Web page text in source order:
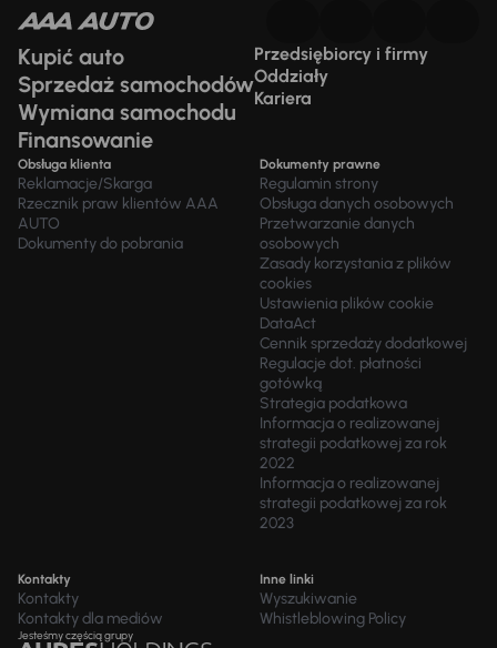
Kupić auto
Sprzedaż samochodów
Wymiana samochodu
Finansowanie
Przedsiębiorcy i firmy
Oddziały
Kariera
Obsługa klienta
Reklamacje/Skarga
Rzecznik praw klientów AAA
AUTO
Dokumenty do pobrania
Dokumenty prawne
Regulamin strony
Obsługa danych osobowych
Przetwarzanie danych
osobowych
Zasady korzystania z plików
cookies
Ustawienia plików cookie
DataAct
Cennik sprzedaży dodatkowej
Regulacje dot. płatności
gotówką
Strategia podatkowa
Informacja o realizowanej
strategii podatkowej za rok
2022
Informacja o realizowanej
strategii podatkowej za rok
2023
Kontakty
Kontakty
Kontakty dla mediów
Inne linki
Wyszukiwanie
Whistleblowing Policy
Jesteśmy częścią grupy